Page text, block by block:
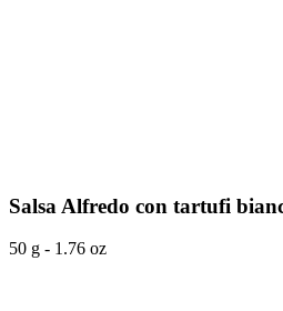
Salsa Alfredo con tartufi
50 g - 1.76 oz